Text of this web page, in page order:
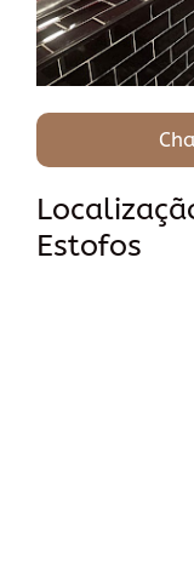
Estofos